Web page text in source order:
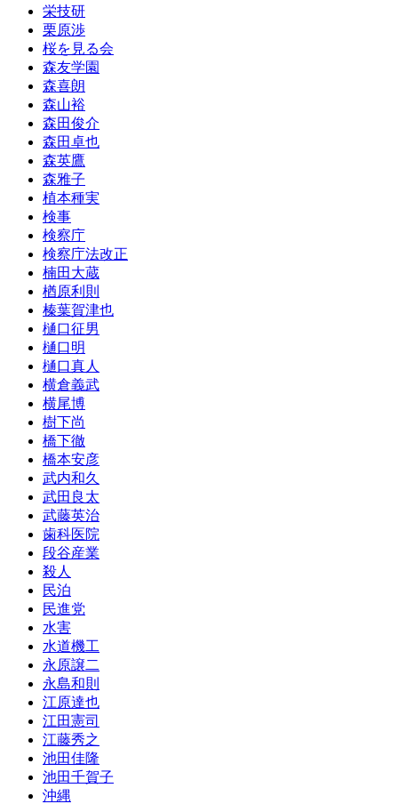
栄技研
栗原渉
桜を見る会
森友学園
森喜朗
森山裕
森田俊介
森田卓也
森英鷹
森雅子
植本種実
検事
検察庁
検察庁法改正
楠田大蔵
楢原利則
榛葉賀津也
樋口征男
樋口明
樋口真人
横倉義武
横尾博
樹下尚
橋下徹
橋本安彦
武内和久
武田良太
武藤英治
歯科医院
段谷産業
殺人
民泊
民進党
水害
水道機工
永原譲二
永島和則
江原達也
江田憲司
江藤秀之
池田佳隆
池田千賀子
沖縄